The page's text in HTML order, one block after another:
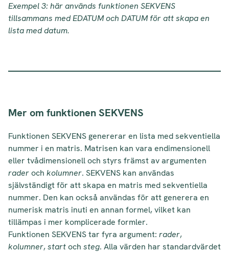
Exempel 3: här används funktionen SEKVENS
tillsammans med EDATUM och DATUM för att skapa en
lista med datum.
Mer om funktionen SEKVENS
Funktionen SEKVENS genererar en lista med sekventiella
nummer i en matris. Matrisen kan vara endimensionell
eller tvådimensionell och styrs främst av argumenten
raderoch kolumner. SEKVENS kan användas
självständigt för att skapa en matris med sekventiella
nummer. Den kan också användas för att generera en
numerisk matris inuti en annan formel, vilket kan
tillämpas i mer komplicerade formler.
Funktionen SEKVENS tar fyra argument: rader,
kolumner,startoch steg. Alla värden har standardvärdet